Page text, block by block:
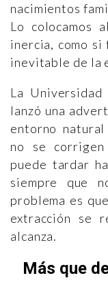
nacimientos
Lo colocamos
inercia, como
inevitable de la
La
lanzó una
entorno
no se
puede tardar
siempre que
problema es
extracción se
alcanza.
Más que